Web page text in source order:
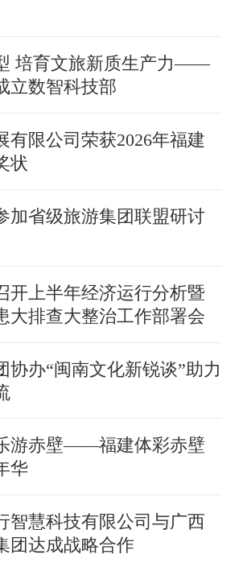
培育文旅新质生产力——
立数智科技部
有限公司荣获2026年福建
状
加省级旅游集团联盟研讨
开上半年经济运行分析暨
大排查大整治工作部署会
协办“闽南文化新锐谈”助力
游赤壁——福建体彩赤壁
华
智慧科技有限公司与广西
团达成战略合作